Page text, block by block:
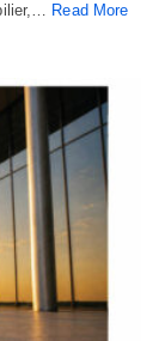
Read More